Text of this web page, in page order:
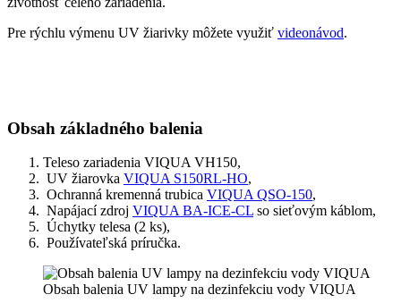
Pre rýchlu výmenu UV žiarivky môžete využiť videonávod.
Obsah základného balenia
Teleso zariadenia VIQUA VH150,
UV žiarovka VIQUA S150RL-HO,
Ochranná kremenná trubica VIQUA QSO-150,
Napájací zdroj VIQUA BA-ICE-CL so sieťovým káblom,
Úchytky telesa (2 ks),
Používateľská príručka.
Obsah balenia UV lampy na dezinfekciu vody VIQUA